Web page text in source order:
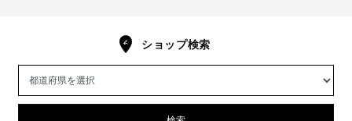
ショップ検索